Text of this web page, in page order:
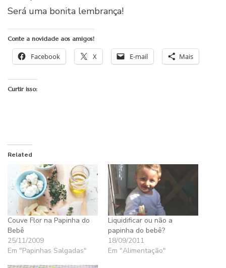
Será uma bonita lembrança!
Conte a novidade aos amigos!
Facebook X E-mail Mais
Curtir isso:
Related
Couve Flor na Papinha do
Bebê
25/11/2009
Em "Papinhas Salgadas"
Liquidificar ou não a
papinha do bebê?
18/09/2011
Em "Alimentação"